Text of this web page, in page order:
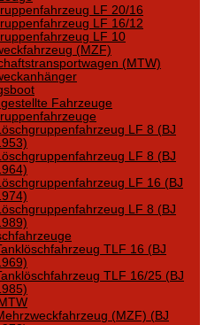
LF 20/16
LF 16/12
LF 10
(MZF)
(MTW)
Fahrzeuge
LF 8 (BJ
LF 8 (BJ
LF 16 (BJ
LF 8 (BJ
TLF 16 (BJ
TLF 16/25 (BJ
(MZF) (BJ